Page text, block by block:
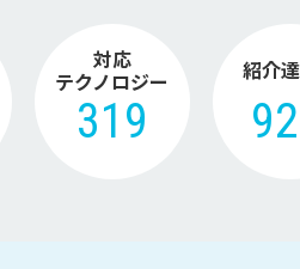
対応
テクノロジー
319
紹介